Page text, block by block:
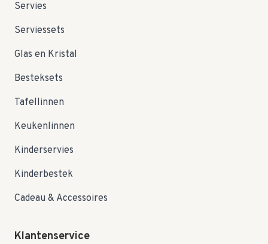
Servies
Serviessets
Glas en Kristal
Besteksets
Tafellinnen
Keukenlinnen
Kinderservies
Kinderbestek
Cadeau & Accessoires
Klantenservice